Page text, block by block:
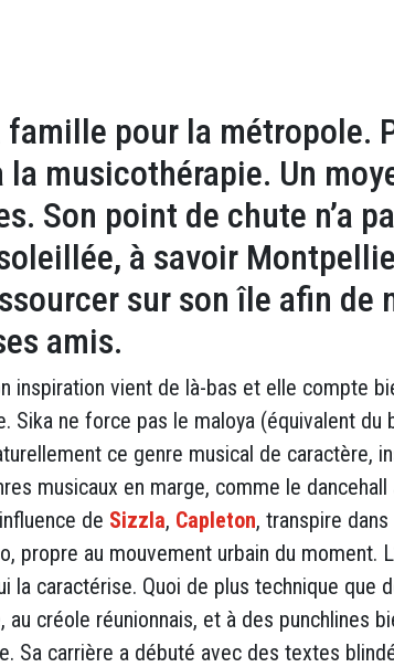
pour la métropole.
musicothérapie. Un
Son point de chute n’a
à savoir
sur son île afin de
amis.
vient de là-bas et elle compte
ne force pas le maloya (équivalent du
ce genre musical de caractère,
musicaux en marge, comme le
de Sizzla, Capleton, transpire
au mouvement urbain du moment.
caractérise. Quoi de plus technique que
créole réunionnais, et à des punchlines
Sa carrière a débuté avec des textes